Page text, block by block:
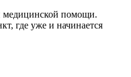
медицинской помощи.
где уже и начинается